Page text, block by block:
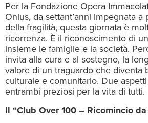
Per la Fondazione Opera
Onlus, da settant’anni impegnata a
della fragilità, questa giornata è
ricorrenza. È il riconoscimento di
insieme le famiglie e la società.
invita alla cura e al sostegno, la
valore di un traguardo che diventa
culturale e comunitario. Due
entrambi preziosi per la vita di tutti.
Il “Club Over 100 – Ricomincio da